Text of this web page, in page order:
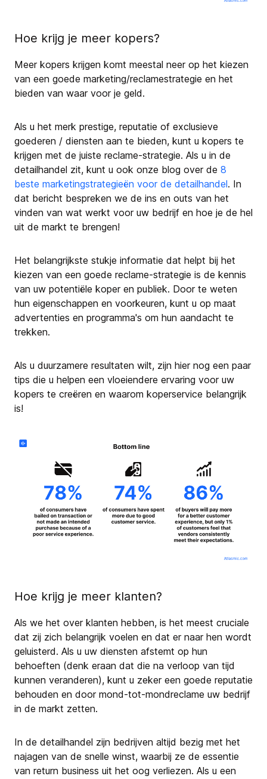
Hoe krijg je meer kopers?
Meer kopers krijgen komt meestal neer op het kiezen
van een goede marketing/reclamestrategie en het
bieden van waar voor je geld.
Als u het merk prestige, reputatie of exclusieve
goederen / diensten aan te bieden, kunt u kopers te
krijgen met de juiste reclame-strategie. Als u in de
detailhandel zit, kunt u ook onze blog over de 8
beste marketingstrategieën voor de detailhandel. In
dat bericht bespreken we de ins en outs van het
vinden van wat werkt voor uw bedrijf en hoe je de hel
uit de markt te brengen!
Het belangrijkste stukje informatie dat helpt bij het
kiezen van een goede reclame-strategie is de kennis
van uw potentiële koper en publiek. Door te weten
hun eigenschappen en voorkeuren, kunt u op maat
advertenties en programma's om hun aandacht te
trekken.
Als u duurzamere resultaten wilt, zijn hier nog een paar
tips die u helpen een vloeiendere ervaring voor uw
kopers te creëren en waarom koperservice belangrijk
is!
Hoe krijg je meer klanten?
Als we het over klanten hebben, is het meest cruciale
dat zij zich belangrijk voelen en dat er naar hen wordt
geluisterd. Als u uw diensten afstemt op hun
behoeften (denk eraan dat die na verloop van tijd
kunnen veranderen), kunt u zeker een goede reputatie
behouden en door mond-tot-mondreclame uw bedrijf
in de markt zetten.
In de detailhandel zijn bedrijven altijd bezig met het
najagen van de snelle winst, waarbij ze de essentie
van return business uit het oog verliezen. Als u een